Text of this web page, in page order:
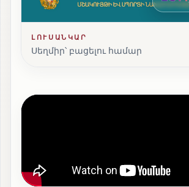
ԼՈՒՍԱՆԿԱՐ
Սեղմիր՝ բացելու համար